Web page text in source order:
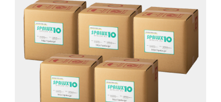
利用シーン
菌・ウイルスとその対策
商品紹介
ご購入ページ
よくある質問